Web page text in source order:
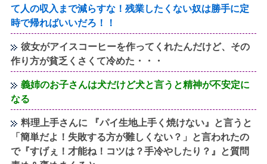
て人の収入まで減らすな！残業したくない奴は勝手に定
時で帰ればいいだろ！！
彼女がアイスコーヒーを作ってくれたんだけど、その
作り方が貧乏くさくて冷めた・・・
義姉のお子さんは犬だけど犬と言うと精神が不安定に
なる
料理上手さんに 『パイ生地上手く焼けない』と言うと
「簡単だよ！失敗する方が難しくない？」と言われたの
で『すげぇ！才能ね！コツは？手冷やしたり？』と質問